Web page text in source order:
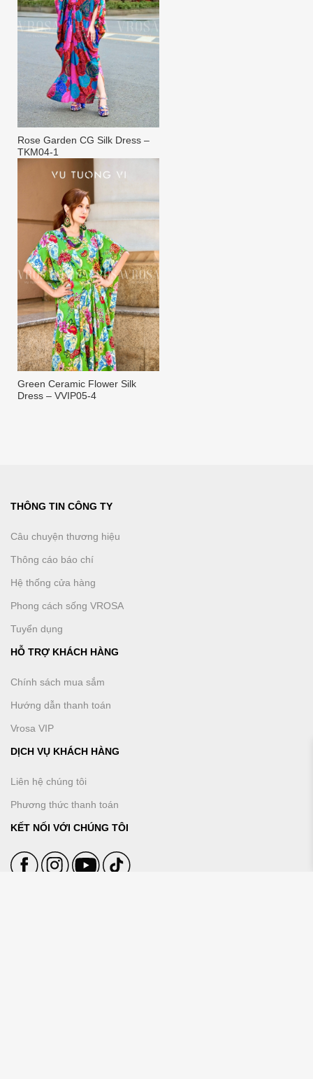
Rose Garden CG Silk Dress –
TKM04-1
Green Ceramic Flower Silk
Dress – VVIP05-4
THÔNG TIN CÔNG TY
Câu chuyện thương hiệu
Thông cáo báo chí
Hệ thống cửa hàng
Phong cách sống VROSA
Tuyển dụng
HỖ TRỢ KHÁCH HÀNG
Chính sách mua sắm
Hướng dẫn thanh toán
Vrosa VIP
DỊCH VỤ KHÁCH HÀNG
Liên hệ chúng tôi
Phương thức thanh toán
KẾT NỐI VỚI CHÚNG TÔI